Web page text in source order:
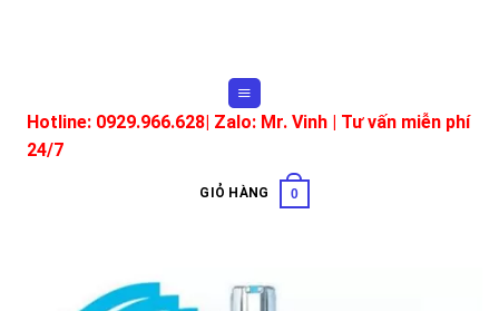
Hotline: 0929.966.628| Zalo: Mr. Vinh | Tư vấn miễn phí
24/7
GIỎ HÀNG 0